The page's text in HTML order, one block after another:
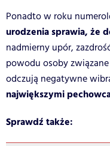
Ponadto w roku
urodzenia sprawia, że
nadmierny upór,
powodu osoby
odczują negatywne
największymi
Sprawdź także: